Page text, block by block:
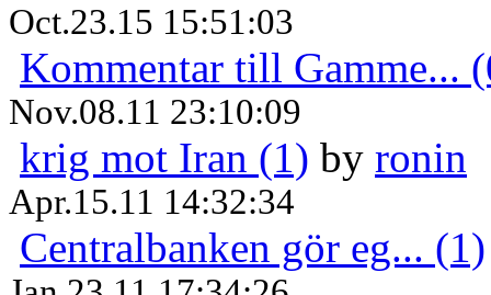
Oct.23.15 15:51:03
Kommentar till Gamme...
Nov.08.11 23:10:09
krig mot Iran (1) by ronin
Apr.15.11 14:32:34
Centralbanken gör eg... (1)